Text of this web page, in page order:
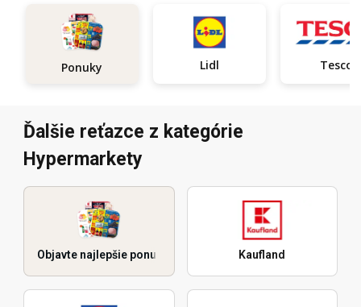
Ponuky Lidl Tesco
Ďalšie reťazce z kategórie
Hypermarkety
Objavte najlepšie ponuky Kaufland